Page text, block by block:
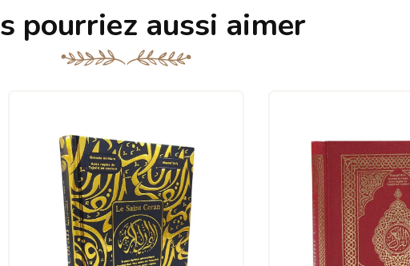
pourriez aussi aimer